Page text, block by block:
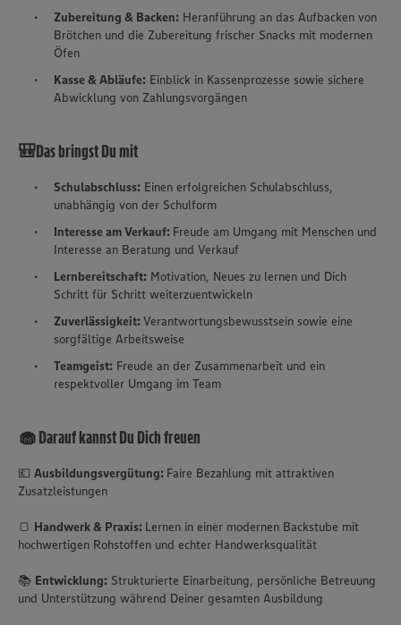
Zubereitung & Backen: Heranführung an das Aufbacken von
Brötchen und die Zubereitung frischer Snacks mit modernen
Öfen
Kasse & Abläufe: Einblick in Kassenprozesse sowie sichere
Abwicklung von Zahlungsvorgängen
🎒Das bringst Du mit
Schulabschluss: Einen erfolgreichen Schulabschluss,
unabhängig von der Schulform
Interesse am Verkauf: Freude am Umgang mit Menschen und
Interesse an Beratung und Verkauf
Lernbereitschaft: Motivation, Neues zu lernen und Dich
Schritt für Schritt weiterzuentwickeln
Zuverlässigkeit:Verantwortungsbewusstsein sowie eine
sorgfältige Arbeitsweise
Teamgeist: Freude an der Zusammenarbeit und ein
respektvoller Umgang im Team
🧁 Darauf kannst Du Dich freuen
💶 Ausbildungsvergütung: Faire Bezahlung mit attraktiven
Zusatzleistungen
🍞 Handwerk & Praxis: Lernen in einer modernen Backstube mit
hochwertigen Rohstoffen und echter Handwerksqualität
📚 Entwicklung: Strukturierte Einarbeitung, persönliche Betreuung
und Unterstützung während Deiner gesamten Ausbildung